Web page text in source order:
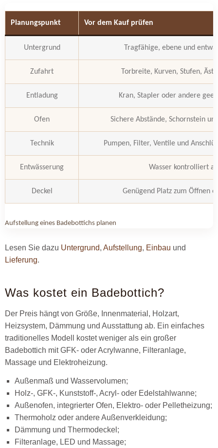
Planungspunkt Vor dem Kauf prüfen
Untergrund Tragfähige, ebene und
Zufahrt Torbreite, Kurven, Stufen,
Entladung Kran, Stapler oder andere
Ofen Sichere Abstände, Schornstein
Technik Pumpen, Filter, Ventile und
Entwässerung Wasser kontrolliert
Deckel Genügend Platz zum Öffnen
Aufstellung eines Badebottichs planen
Lesen Sie dazu Untergrund, Aufstellung, Einbau und
Lieferung.
Was kostet ein Badebottich?
Der Preis hängt von Größe, Innenmaterial, Holzart,
Heizsystem, Dämmung und Ausstattung ab. Ein einfaches
traditionelles Modell kostet weniger als ein großer
Badebottich mit GFK- oder Acrylwanne, Filteranlage,
Massage und Elektroheizung.
Außenmaß und Wasservolumen;
Holz-, GFK-, Kunststoff-, Acryl- oder Edelstahlwanne;
Außenofen, integrierter Ofen, Elektro- oder Pelletheizung;
Thermoholz oder andere Außenverkleidung;
Dämmung und Thermodeckel;
Filteranlage, LED und Massage;